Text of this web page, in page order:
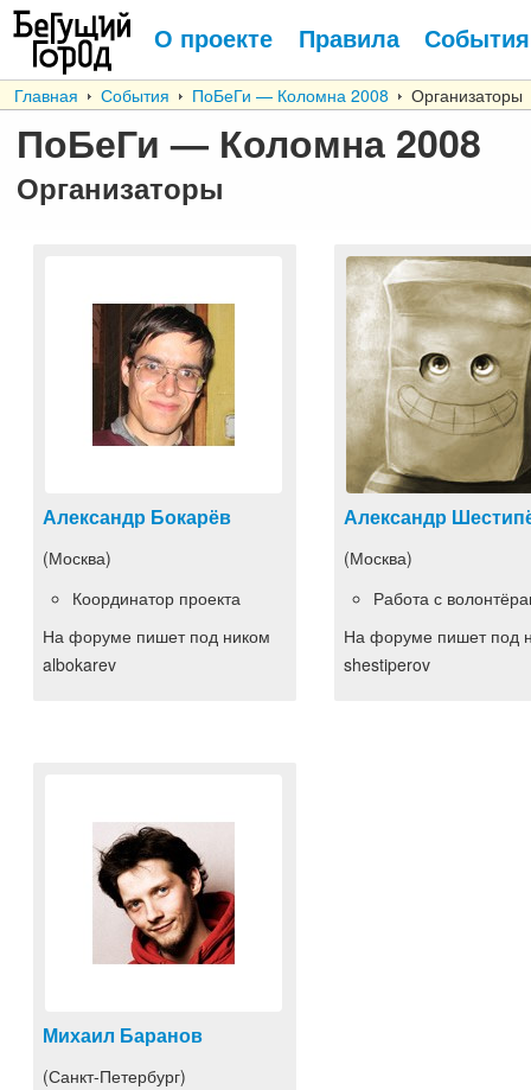
О проекте Правила События
Главная События ПоБеГи — Коломна 2008 Организаторы
ПоБеГи — Коломна 2008
Организаторы
Александр Бокарёв
(Москва)
Координатор проекта
На форуме пишет под ником
albokarev
Александр
(Москва)
Работа с
На форуме пишет под
shestiperov
Михаил Баранов
(Санкт-Петербург)